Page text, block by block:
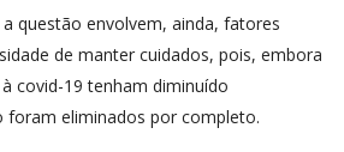
questão envolvem, ainda, fatores
de manter cuidados, pois, embora
covid-19 tenham diminuído
foram eliminados por completo.